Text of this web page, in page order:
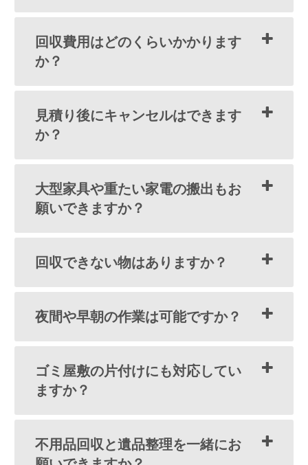
回収費用はどのくらいかかります
か？
見積り後にキャンセルはできます
か？
大型家具や重たい家電の搬出もお
願いできますか？
回収できない物はありますか？
夜間や早朝の作業は可能ですか？
ゴミ屋敷の片付けにも対応してい
ますか？
不用品回収と遺品整理を一緒にお